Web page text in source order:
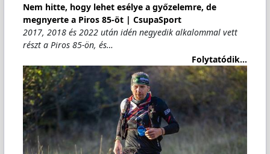
Nem hitte, hogy lehet esélye a győzelemre, de
megnyerte a Piros 85-öt | CsupaSport
2017, 2018 és 2022 után idén negyedik alkalommal vett
részt a Piros 85-ön, és…
Folytatódik...